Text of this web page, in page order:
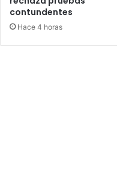
contundentes
Hace 4 horas